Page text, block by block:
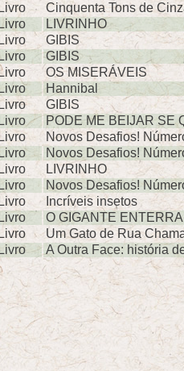
Livro
Cinquenta Tons de
Livro
LIVRINHO
Livro
GIBIS
GIBIS
Livro
OS MISERÁVEIS
Hannibal
GIBIS
Livro
PODE ME BEIJAR SE
Novos Desafios!
Livro
Novos Desafios!
Livro
LIVRINHO
Livro
Novos Desafios!
Livro
Incríveis insetos
Livro
O GIGANTE
Livro
Um Gato de Rua
Livro A Outra Face: história